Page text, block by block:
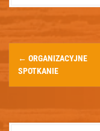
← ORGANIZACYJNE
SPOTKANIE